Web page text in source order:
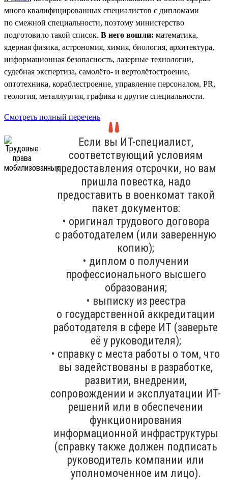
много квалифицированных специалистов с дипломами
по смежной специальности, поэтому министерство
подготовило такой список. В него вошли: математика,
ядерная физика, астрономия, химия, биология, архитектура,
информационная безопасность, лазерные технологии,
судебная экспертиза, самолёто- и вертолётостроение,
оптотехника, кораблестроение, управление персоналом, PR,
геология, металлургия, графика и другие специальности.
Смотреть полный перечень
Если вы ИТ-специалист,
соответствующий условиям
предоставления отсрочки, но вам
пришла повестка, надо
предоставить в военкомат такой
пакет документов:
• оригинал трудового договора
с работодателем (или заверенную
копию);
• диплом о получении
профессионального высшего
образования;
• выписку из реестра
о государственной аккредитации
работодателя в сфере ИТ (заверьте
её у руководителя);
• справку с места работы о том, что
вы задействованы в разработке,
развитии, внедрении,
сопровождении и эксплуатации ИТ-
решений или в обеспечении
функционирования
информационной инфраструктуры
(справку также должен подписать
руководитель компании или
уполномоченное им лицо).